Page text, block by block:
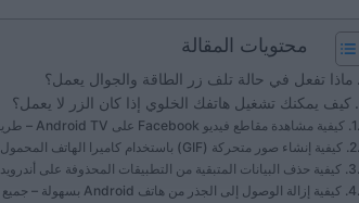
محتويات المقالة
ماذا تفعل في حالة تلف زر الطاقة والجوال يعمل؟
كيف يمكنك تشغيل هاتفك الخلوي إذا كان الزر لا يعمل؟
كيفية مشاهدة مقاطع فيديو Facebook على Android TV – طريقتان سهلتان
كيفية إنشاء صور متحركة (GIF) باستخدام كاميرا الهاتف المحمول بنظام Android
كيفية حذف البيانات المتبقية من التطبيقات المحذوفة على أندرويد
كيفية إزالة الوصول إلى الجذر من هاتف Android بسهولة – جميع الطرق الفعّالة